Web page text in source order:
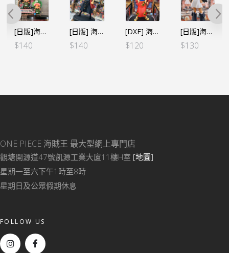
$140 $120
[日版]海賊王 DXF～THE GRANDLINE SERIES S-蛋頭島 熾天使 S蛇女帝 （日）
$130 $160
ONE PIECE 海賊王 最大型網上專門店
觀塘開源道47號凱源工業大廈11樓H室 [地圖]
星期一至六下午1時至8時
星期日及公眾假期休息
FOLLOW US